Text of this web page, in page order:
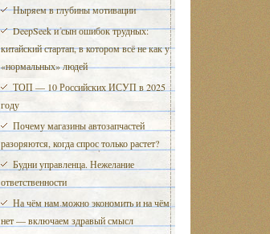
Ныряем в глубины мотивации
DeepSeek и сын ошибок трудных:
китайский стартап, в котором всё не как у
«нормальных» людей
ТОП — 10 Российских ИСУП в 2025
году
Почему магазины автозапчастей
разоряются, когда спрос только растет?
Будни управленца. Нежелание
ответственности
На чём нам можно экономить и на чём
нет — включаем здравый смысл